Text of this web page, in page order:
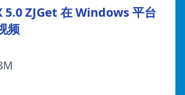
5.0 ZJGet 在 Windows 平台
频